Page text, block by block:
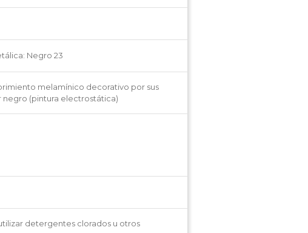
Negro 23
melamínico decorativo por sus
negro (pintura electrostática)
detergentes clorados u otros